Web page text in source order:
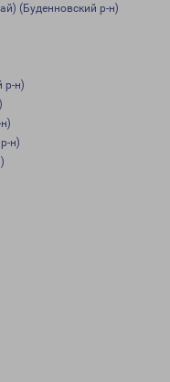
(Буденновский р-н)
р-н)
н)